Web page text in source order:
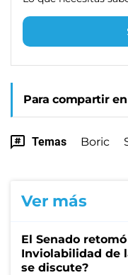
Para compartir
Temas Boric
Ver más
El Senado
Inviolabilidad de
se discute?